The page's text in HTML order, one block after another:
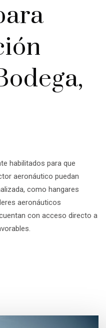
habilitados para que
aeronáutico puedan
como hangares
aeronáuticos
con acceso directo a